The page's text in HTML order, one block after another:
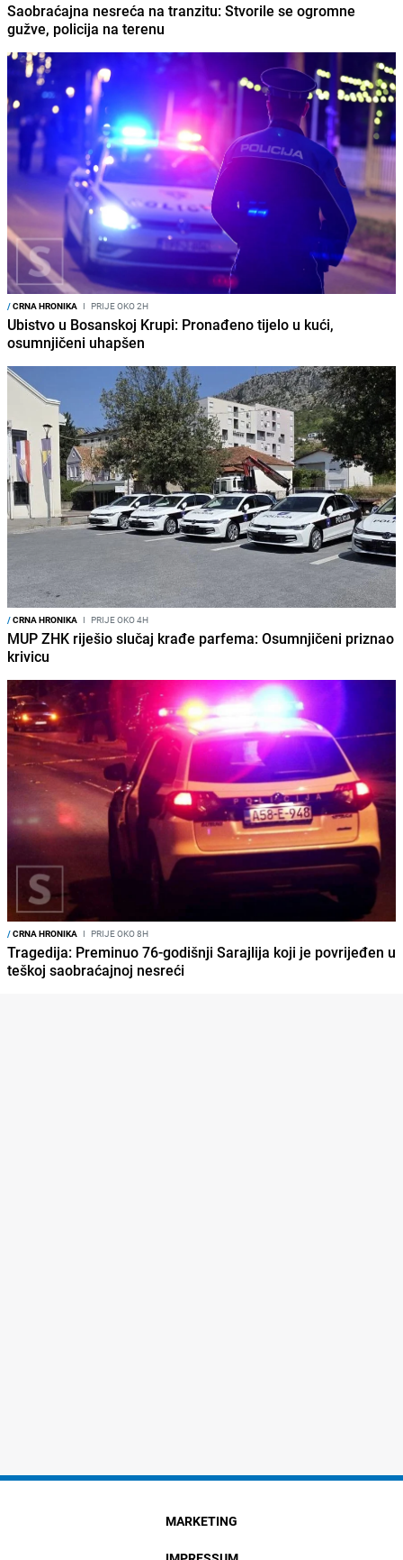
Saobraćajna nesreća na tranzitu: Stvorile se ogromne
gužve, policija na terenu
/CRNA HRONIKA I PRIJE OKO 2H
Ubistvo u Bosanskoj Krupi: Pronađeno tijelo u kući,
osumnjičeni uhapšen
/CRNA HRONIKA I PRIJE OKO 4H
MUP ZHK riješio slučaj krađe parfema: Osumnjičeni priznao
krivicu
/CRNA HRONIKA I PRIJE OKO 8H
Tragedija: Preminuo 76-godišnji Sarajlija koji je povrijeđen u
teškoj saobraćajnoj nesreći
MARKETING